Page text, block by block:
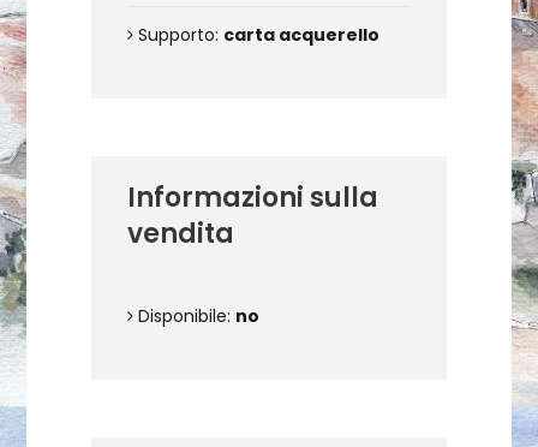
Supporto: carta acquerello
Informazioni sulla
vendita
Disponibile: no